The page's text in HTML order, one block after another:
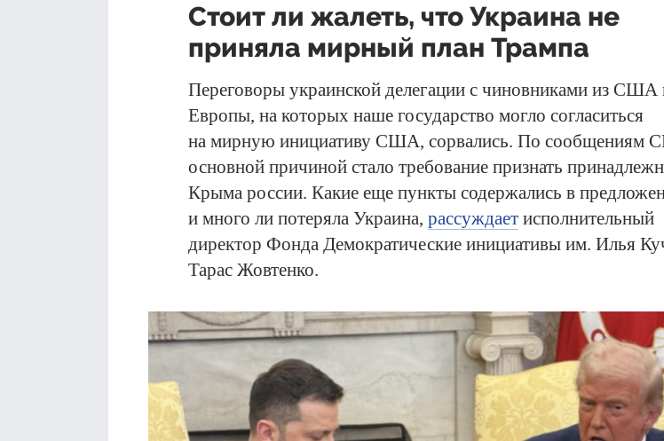
Стоит ли жалеть, что Украина не
приняла мирный план Трампа
Переговоры украинской делегации с чиновниками из США
Европы, на которых наше государство могло согласиться
на мирную инициативу США, сорвались. По сообщениям
основной причиной стало требование признать
Крыма россии. Какие еще пункты содержались в
и много ли потеряла Украина, рассуждает исполнительный
директор Фонда Демократические инициативы им. Илья
Тарас Жовтенко.